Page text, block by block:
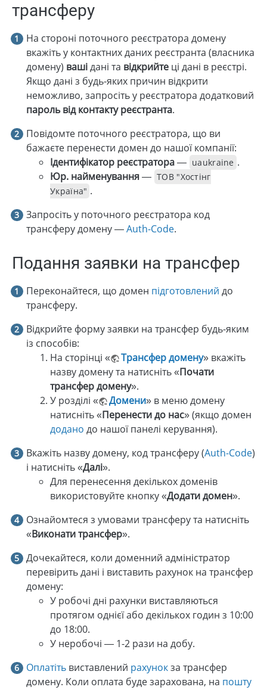
трансферу
На стороні поточного реєстратора домену
вкажіть у контактних даних реєстранта (власника
домену) вашідані та відкрийте ці дані в реєстрі.
Якщо дані з будь-яких причин відкрити
неможливо, запросіть у реєстратора додатковий
пароль від контакту реєстранта.
Повідомте поточного реєстратора, що ви
бажаєте перенести домен до нашої компанії:
Ідентифікатор реєстратора— uaukraine .
Юр. найменування— ТОВ "Хостінг
Україна" .
Запросіть у поточного реєстратора код
трансферу домену —Auth-Code.
Подання заявки на трансфер
Переконайтеся, що домен підготовлений до
трансферу.
Відкрийте форму заявки на трансфер будь-яким
із способів:
На сторінці «
Трансфер домену» вкажіть
назву домену та натисніть «Почати
трансфер домену».
У розділі «
Домени» в меню домену
натисніть «Перенести до нас» (якщо домен
додано до нашої панелі керування).
Вкажіть назву домену, код трансферу (Auth-Code)
і натисніть «Далі».
Для перенесення декількох доменів
використовуйте кнопку «Додати домен».
Ознайомтеся з умовами трансферу та натисніть
«Виконати трансфер».
Дочекайтеся, коли доменний адміністратор
перевірить дані і виставить рахунок на трансфер
домену:
У робочі дні рахунки виставляються
протягом однієї або декількох годин з 10:00
до 18:00.
У неробочі — 1-2 рази на добу.
Оплатіть виставлений рахунокза трансфер
домену. Коли оплата буде зарахована, на пошту